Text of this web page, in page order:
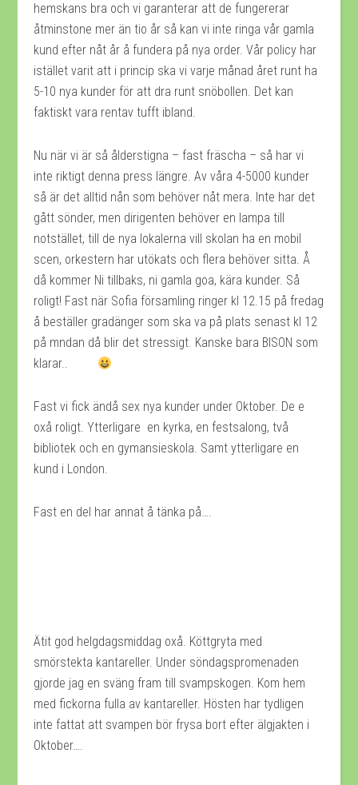
hemskans bra och vi garanterar att de fungererar
åtminstone mer än tio år så kan vi inte ringa vår gamla
kund efter nåt år å fundera på nya order. Vår policy har
istället varit att i princip ska vi varje månad året runt ha
5-10 nya kunder för att dra runt snöbollen. Det kan
faktiskt vara rentav tufft ibland.
Nu när vi är så ålderstigna – fast fräscha – så har vi
inte riktigt denna press längre. Av våra 4-5000 kunder
så är det alltid nån som behöver nåt mera. Inte har det
gått sönder, men dirigenten behöver en lampa till
notstället, till de nya lokalerna vill skolan ha en mobil
scen, orkestern har utökats och flera behöver sitta. Å
då kommer Ni tillbaks, ni gamla goa, kära kunder. Så
roligt! Fast när Sofia församling ringer kl 12.15 på fredag
å beställer gradänger som ska va på plats senast kl 12
på mndan då blir det stressigt. Kanske bara BISON som
klarar..
Fast vi fick ändå sex nya kunder under Oktober. De e
oxå roligt. Ytterligare en kyrka, en festsalong, två
bibliotek och en gymansieskola. Samt ytterligare en
kund i London.
Fast en del har annat å tänka på….
Ätit god helgdagsmiddag oxå. Köttgryta med
smörstekta kantareller. Under söndagspromenaden
gjorde jag en sväng fram till svampskogen. Kom hem
med fickorna fulla av kantareller. Hösten har tydligen
inte fattat att svampen bör frysa bort efter älgjakten i
Oktober….